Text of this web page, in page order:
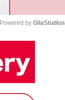
u
e
Powered by GliaStudios